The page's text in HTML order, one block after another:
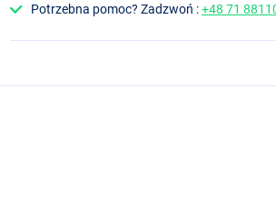
Potrzebna pomoc? Zadzwoń :+48 71